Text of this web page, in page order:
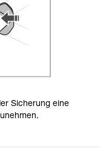
Sicherung eine